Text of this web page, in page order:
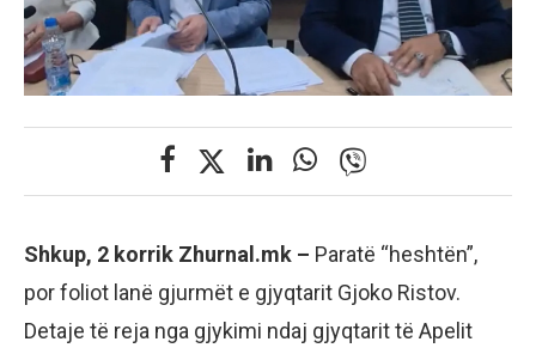
Shkup, 2 korrik Zhurnal.mk – Paratë “heshtën”,
por foliot lanë gjurmët e gjyqtarit Gjoko Ristov.
Detaje të reja nga gjykimi ndaj gjyqtarit të Apelit